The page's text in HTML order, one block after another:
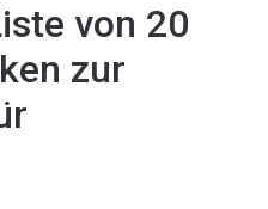
von 20
zur